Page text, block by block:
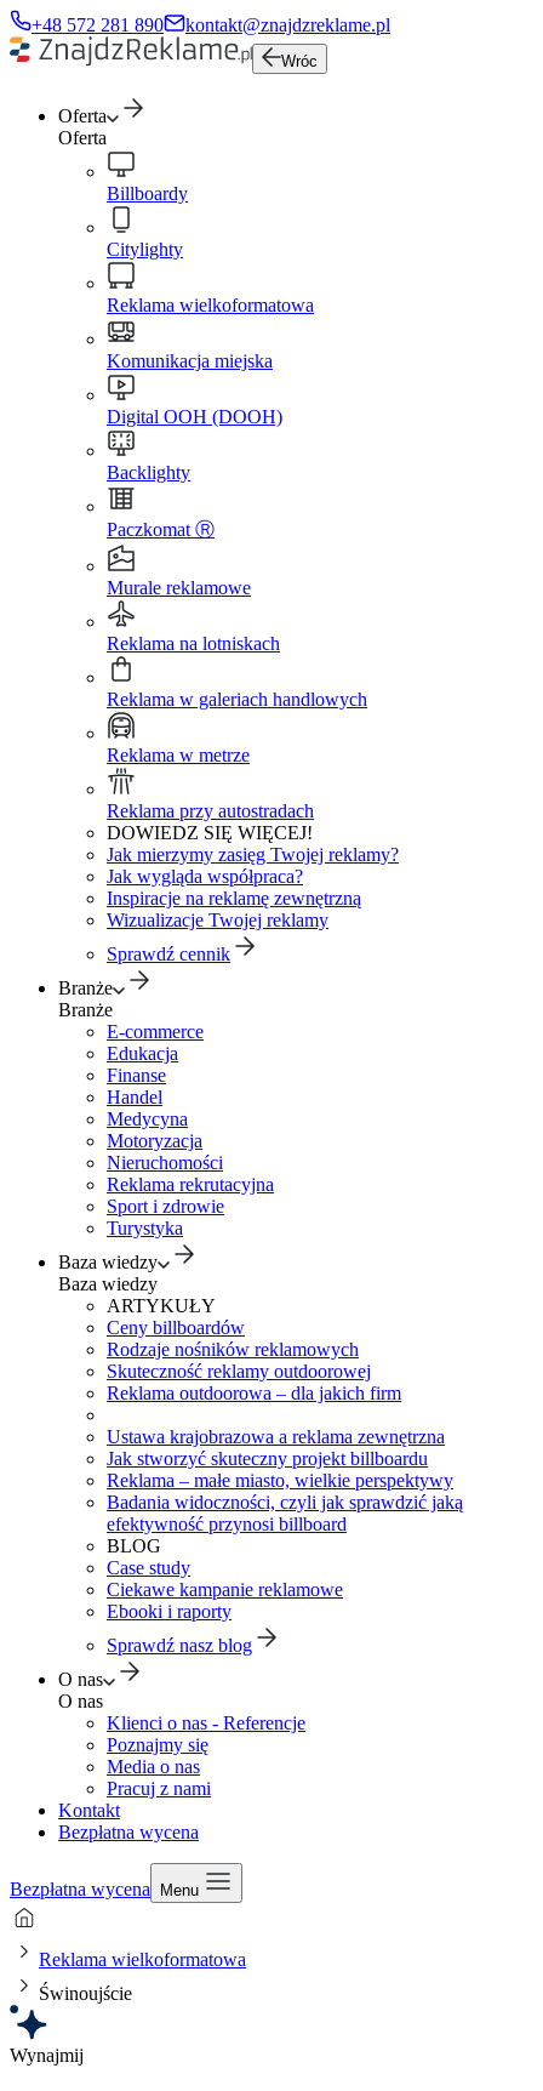
+48 572 281 890 kontakt@znajdzreklame.pl
Wróc
Oferta
Oferta
Billboardy
Citylighty
Reklama wielkoformatowa
Komunikacja miejska
Digital OOH (DOOH)
Backlighty
Paczkomat Ⓡ
Murale reklamowe
Reklama na lotniskach
Reklama w galeriach handlowych
Reklama w metrze
Reklama przy autostradach
DOWIEDZ SIĘ WIĘCEJ!
Jak mierzymy zasięg Twojej reklamy?
Jak wygląda współpraca?
Inspiracje na reklamę zewnętrzną
Wizualizacje Twojej reklamy
Sprawdź cennik
Branże
Branże
E-commerce
Edukacja
Finanse
Handel
Medycyna
Motoryzacja
Nieruchomości
Reklama rekrutacyjna
Sport i zdrowie
Turystyka
Baza wiedzy
Baza wiedzy
ARTYKUŁY
Ceny billboardów
Rodzaje nośników reklamowych
Skuteczność reklamy outdoorowej
Reklama outdoorowa – dla jakich firm
Ustawa krajobrazowa a reklama zewnętrzna
Jak stworzyć skuteczny projekt billboardu
Reklama – małe miasto, wielkie perspektywy
Badania widoczności, czyli jak sprawdzić jaką
efektywność przynosi billboard
BLOG
Case study
Ciekawe kampanie reklamowe
Ebooki i raporty
Sprawdź nasz blog
O nas
O nas
Klienci o nas - Referencje
Poznajmy się
Media o nas
Pracuj z nami
Kontakt
Bezpłatna wycena
Bezpłatna wycena Menu
Reklama wielkoformatowa
Świnoujście
Wynajmij